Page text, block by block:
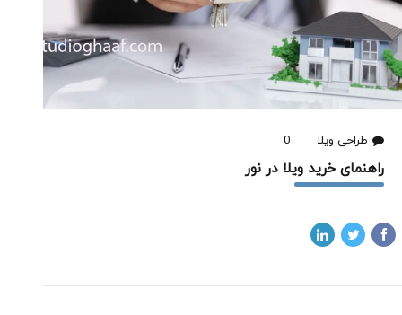
طراحی ویلا 0
راهنمای خرید ویلا در نور